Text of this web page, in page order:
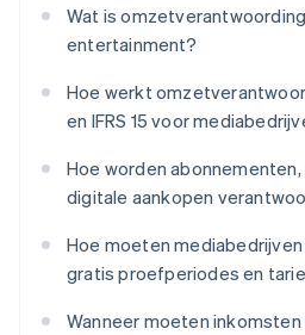
Wat is
entertainment?
Hoe werkt
en IFRS 15 voor
Hoe worden
digitale aankopen
Hoe moeten
gratis proefperiodes en
Wanneer moeten